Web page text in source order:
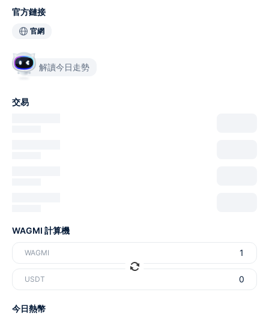
官方鏈接
官網
解讀今日走勢
交易
WAGMI 計算機
WAGMI
USDT
今日熱幣